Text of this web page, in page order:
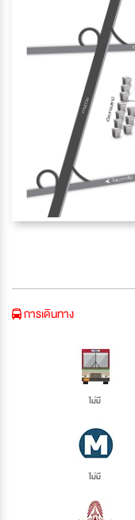
การเดินทาง
ไม่มี
ไม่มี